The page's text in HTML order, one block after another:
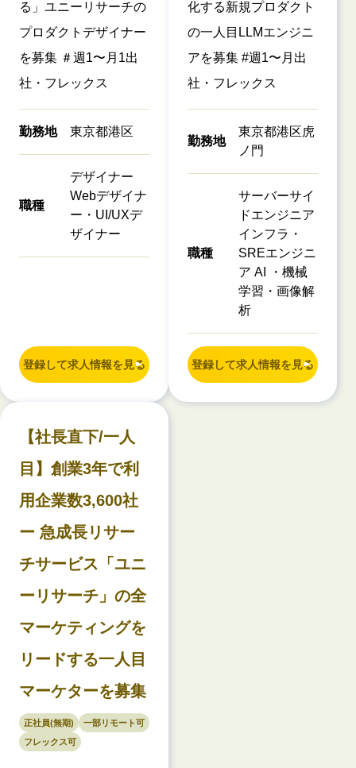
る」ユニーリサーチの
プロダクトデザイナー
を募集 ＃週1〜月1出
社・フレックス
勤務地 東京都港区
職種
デザイナー
Webデザイナ
ー・UI/UXデ
ザイナー
登録して求人情報を見る
化する新規プロダクト
の一人目LLMエンジニ
アを募集 #週1〜月出
社・フレックス
勤務地
東京都港区虎
ノ門
職種
サーバーサイ
ドエンジニア
インフラ・
SREエンジニ
ア AI ・機械
学習・画像解
析
登録して求人情報を見る
【社長直下/一人
目】創業3年で利
用企業数3,600社
ー 急成長リサー
チサービス「ユニ
ーリサーチ」の全
マーケティングを
リードする一人目
マーケターを募集
正社員(無期)
一部リモート可
フレックス可